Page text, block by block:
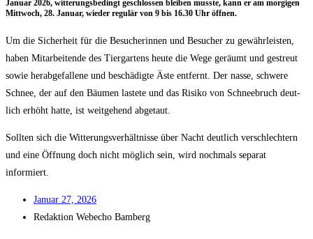
Janu­ar 2026, wit­te­rungs­be­dingt geschlos­sen blei­ben muss­te, kann er am mor­gi­gen
Mitt­woch, 28. Janu­ar, wie­der regu­lär von 9 bis 16.30 Uhr öffnen.
Um die Sicher­heit für die Besu­che­rin­nen und Besu­cher zu gewähr­leis­ten,
haben Mit­ar­bei­ten­de des Tier­gar­tens heu­te die Wege geräumt und gestreut
sowie her­ab­ge­fal­le­ne und beschä­dig­te Äste ent­fernt. Der nas­se, schwe­re
Schnee, der auf den Bäu­men las­te­te und das Risi­ko von Schnee­bruch deut­
lich erhöht hat­te, ist weit­ge­hend abgetaut.
Soll­ten sich die Wit­te­rungs­ver­hält­nis­se über Nacht deut­lich ver­schlech­tern
und eine Öff­nung doch nicht mög­lich sein, wird noch­mals sepa­rat
informiert.
Janu­ar 27, 2026
Redak­ti­on Web­echo Bamberg